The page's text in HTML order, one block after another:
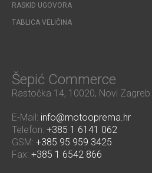
RASKID UGOVORA
TABLICA VELIČINA
Šepić Commerce
Rastočka 14, 10020, Novi Zagreb
E-Mail: info@motooprema.hr
Telefon: +385 1 6141 062
GSM: +385 95 959 3425
Fax: +385 1 6542 866